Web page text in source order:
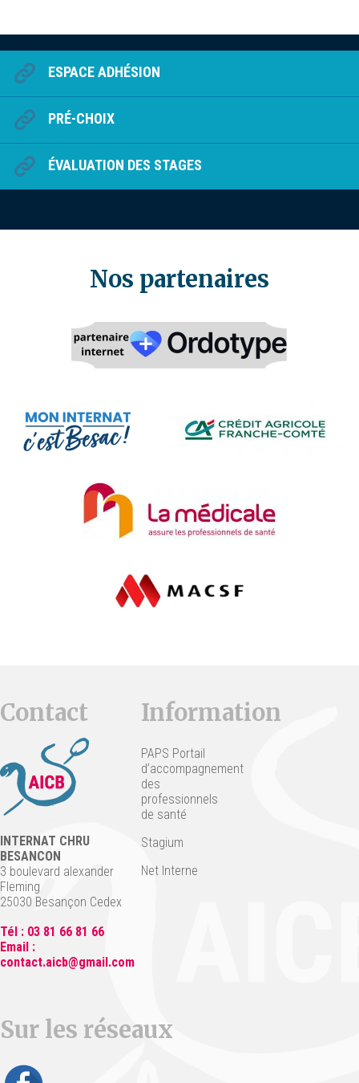
ESPACE ADHÉSION
PRÉ-CHOIX
ÉVALUATION DES STAGES
Nos partenaires
Contact
INTERNAT CHRU
BESANCON
3 boulevard alexander
Fleming
25030 Besançon Cedex
Tél : 03 81 66 81 66
Email :
contact.aicb@gmail.com
Information
PAPS Portail
d’accompagnement
des
professionnels
de santé
Stagium
Net Interne
Sur les réseaux